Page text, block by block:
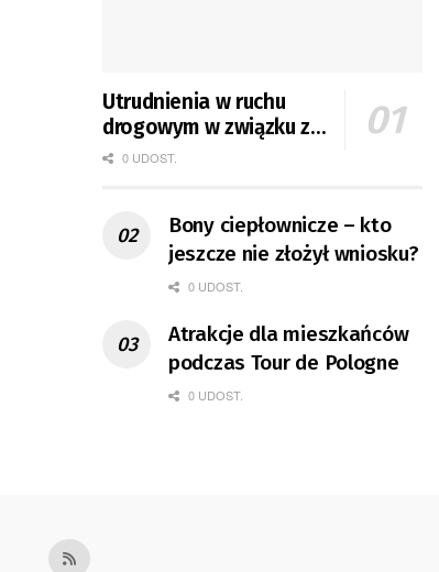
Utrudnienia w ruchu
drogowym w związku z
Tour de Pologne
0 UDOST.
Bony ciepłownicze – kto
jeszcze nie złożył wniosku?
0 UDOST.
Atrakcje dla mieszkańców
podczas Tour de Pologne
0 UDOST.